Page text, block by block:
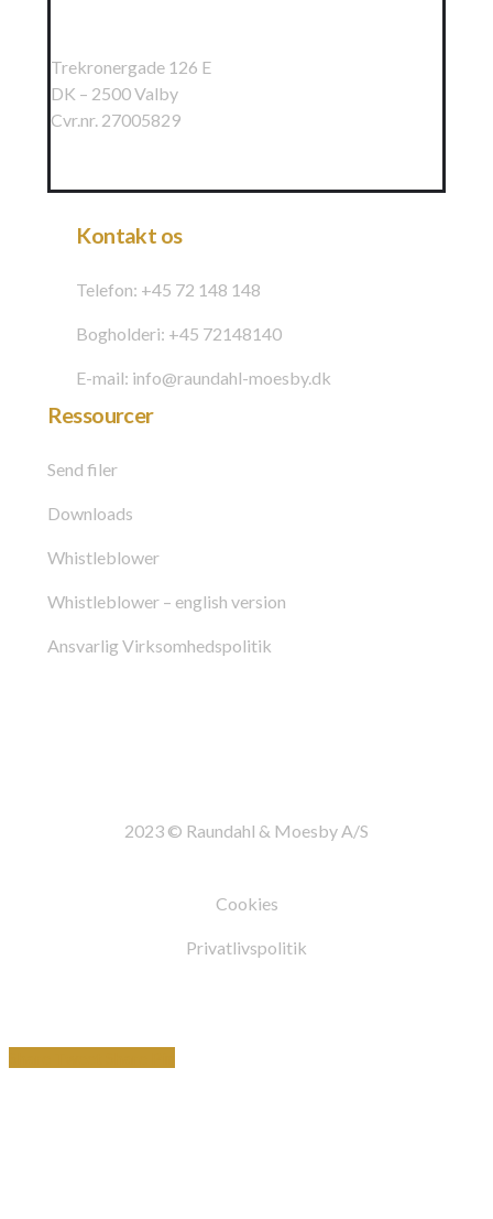
Trekronergade 126 E
DK – 2500 Valby
Cvr.nr. 27005829
Kontakt os
Telefon: +45 72 148 148
Bogholderi: +45 72148140
E-mail: info@raundahl-moesby.dk
Ressourcer
Send filer
Downloads
Whistleblower
Whistleblower – english version
Ansvarlig Virksomhedspolitik
2023 © Raundahl & Moesby A/S
Cookies
Privatlivspolitik